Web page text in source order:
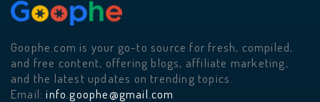
Goophe.com is your go-to source for fresh, compiled,
and free content, offering blogs, affiliate marketing,
and the latest updates on trending topics.
Email:info.goophe@gmail.com